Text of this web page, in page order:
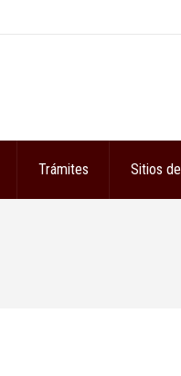
Trámites Sitios